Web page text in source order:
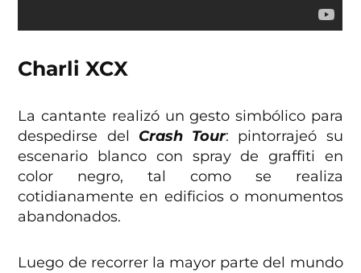
Charli XCX
La cantante realizó un gesto simbólico para
despedirse del Crash Tour: pintorrajeó su
escenario blanco con spray de graffiti en
color negro, tal como se realiza
cotidianamente en edificios o monumentos
abandonados.
Luego de recorrer la mayor parte del mundo